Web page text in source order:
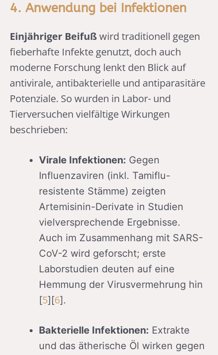
4. Anwendung bei Infektionen
Einjähriger Beifußwird traditionell gegen
fieberhafte Infekte genutzt, doch auch
moderne Forschung lenkt den Blick auf
antivirale, antibakterielle und antiparasitäre
Potenziale. So wurden in Labor- und
Tierversuchen vielfältige Wirkungen
beschrieben:
Virale Infektionen: Gegen
Influenzaviren (inkl. Tamiflu-
resistente Stämme) zeigten
Artemisinin-Derivate in Studien
vielversprechende Ergebnisse.
Auch im Zusammenhang mit SARS-
CoV-2 wird geforscht; erste
Laborstudien deuten auf eine
Hemmung der Virusvermehrung hin
[5][6].
Bakterielle Infektionen: Extrakte
und das ätherische Öl wirken gegen